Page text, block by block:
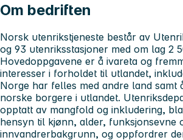
Om bedriften
Norsk utenrikstjeneste består av
og 93 utenriksstasjoner med om lag 2
Hovedoppgavene er å ivareta og
interesser i forholdet til utlandet,
Norge har felles med andre land samt
norske borgere i utlandet.
opptatt av mangfold og inkludering,
hensyn til kjønn, alder, funksjonsevne
innvandrerbakgrunn, og oppfordrer